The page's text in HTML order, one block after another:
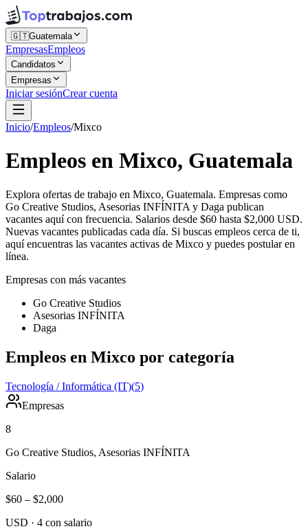
🇬🇹Guatemala
EmpresasEmpleos
Candidatos
Empresas
Iniciar sesiónCrear cuenta
Inicio/Empleos/Mixco
Empleos en Mixco, Guatemala
Explora ofertas de trabajo en Mixco, Guatemala. Empresas como
Go Creative Studios, Asesorias INFÍNITA y Daga publican
vacantes aquí con frecuencia. Salarios desde $60 hasta $2,000 USD.
Nuevas vacantes publicadas cada día. Si buscas empleos cerca de ti,
aquí encuentras las vacantes activas de Mixco y puedes postular en
línea.
Empresas con más vacantes
Go Creative Studios
Asesorias INFÍNITA
Daga
Empleos en Mixco por categoría
Tecnología / Informática (IT)(5)
Empresas
8
Go Creative Studios, Asesorias INFÍNITA
Salario
$60 – $2,000
USD · 4 con salario